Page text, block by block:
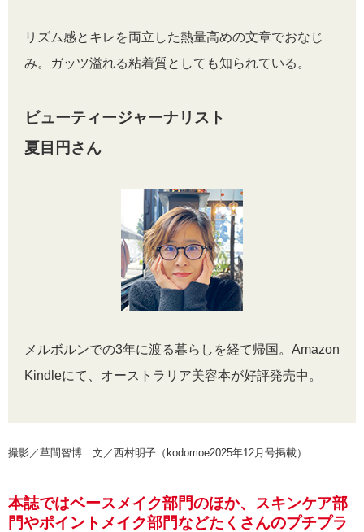
リズム感とキレを両立した熱量高めの文章でおなじ
み。ガッツ溢れる粘着質としても知られている。
ビューティージャーナリスト
夏目円さん
メルボルンでの3年に渡る暮らしを経て帰国。Amazon
Kindleにて、オーストラリア美容本が好評発売中。
撮影／草間智博 文／西村明子（kodomoe2025年12月号掲載）
本誌ではベースメイク部門のほか、スキンケア部
門やポイントメイク部門などたくさんのプチプラ